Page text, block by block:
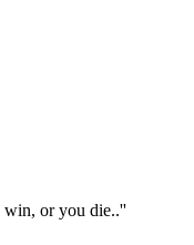
win, or you die..''